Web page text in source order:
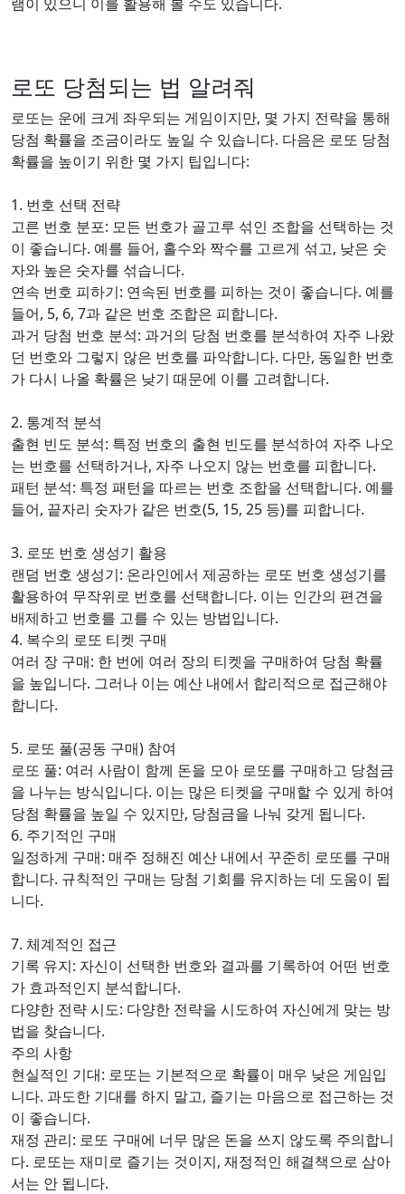
로또 당첨되는 법 알려줘
로또는 운에 크게 좌우되는 게임이지만, 몇 가지 전략을 통해
당첨 확률을 조금이라도 높일 수 있습니다. 다음은 로또 당첨
확률을 높이기 위한 몇 가지 팁입니다:
1. 번호 선택 전략
고른 번호 분포: 모든 번호가 골고루 섞인 조합을 선택하는 것
이 좋습니다. 예를 들어, 홀수와 짝수를 고르게 섞고, 낮은 숫
자와 높은 숫자를 섞습니다.
연속 번호 피하기: 연속된 번호를 피하는 것이 좋습니다. 예를
들어, 5, 6, 7과 같은 번호 조합은 피합니다.
과거 당첨 번호 분석: 과거의 당첨 번호를 분석하여 자주 나왔
던 번호와 그렇지 않은 번호를 파악합니다. 다만, 동일한 번호
가 다시 나올 확률은 낮기 때문에 이를 고려합니다.
2. 통계적 분석
출현 빈도 분석: 특정 번호의 출현 빈도를 분석하여 자주 나오
는 번호를 선택하거나, 자주 나오지 않는 번호를 피합니다.
패턴 분석: 특정 패턴을 따르는 번호 조합을 선택합니다. 예를
들어, 끝자리 숫자가 같은 번호(5, 15, 25 등)를 피합니다.
3. 로또 번호 생성기 활용
랜덤 번호 생성기: 온라인에서 제공하는 로또 번호 생성기를
활용하여 무작위로 번호를 선택합니다. 이는 인간의 편견을
배제하고 번호를 고를 수 있는 방법입니다.
4. 복수의 로또 티켓 구매
여러 장 구매: 한 번에 여러 장의 티켓을 구매하여 당첨 확률
을 높입니다. 그러나 이는 예산 내에서 합리적으로 접근해야
합니다.
5. 로또 풀(공동 구매) 참여
로또 풀: 여러 사람이 함께 돈을 모아 로또를 구매하고 당첨금
을 나누는 방식입니다. 이는 많은 티켓을 구매할 수 있게 하여
당첨 확률을 높일 수 있지만, 당첨금을 나눠 갖게 됩니다.
6. 주기적인 구매
일정하게 구매: 매주 정해진 예산 내에서 꾸준히 로또를 구매
합니다. 규칙적인 구매는 당첨 기회를 유지하는 데 도움이 됩
니다.
7. 체계적인 접근
기록 유지: 자신이 선택한 번호와 결과를 기록하여 어떤 번호
가 효과적인지 분석합니다.
다양한 전략 시도: 다양한 전략을 시도하여 자신에게 맞는 방
법을 찾습니다.
주의 사항
현실적인 기대: 로또는 기본적으로 확률이 매우 낮은 게임입
니다. 과도한 기대를 하지 말고, 즐기는 마음으로 접근하는 것
이 좋습니다.
재정 관리: 로또 구매에 너무 많은 돈을 쓰지 않도록 주의합니
다. 로또는 재미로 즐기는 것이지, 재정적인 해결책으로 삼아
서는 안 됩니다.